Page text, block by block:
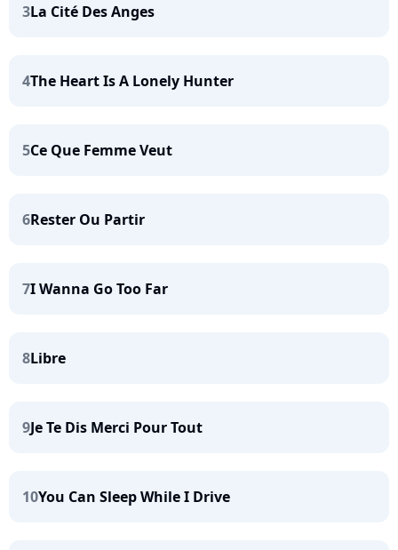
3La Cité Des Anges
4The Heart Is A Lonely Hunter
5Ce Que Femme Veut
6Rester Ou Partir
7I Wanna Go Too Far
8Libre
9Je Te Dis Merci Pour Tout
10You Can Sleep While I Drive